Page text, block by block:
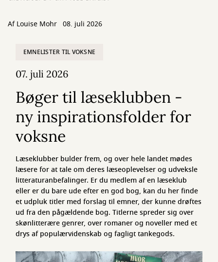
AfLouise Mohr 08. juli 2026
EMNELISTER TIL VOKSNE
07. juli 2026
Bøger til læseklubben -
ny inspirationsfolder for
voksne
Læseklubber bulder frem, og over hele landet mødes
læsere for at tale om deres læseoplevelser og udveksle
litteraturanbefalinger. Er du medlem af en læseklub
eller er du bare ude efter en god bog, kan du her finde
et udpluk titler med forslag til emner, der kunne drøftes
ud fra den pågældende bog. Titlerne spreder sig over
skønlitterære genrer, over romaner og noveller med et
drys af populærvidenskab og fagligt tankegods.